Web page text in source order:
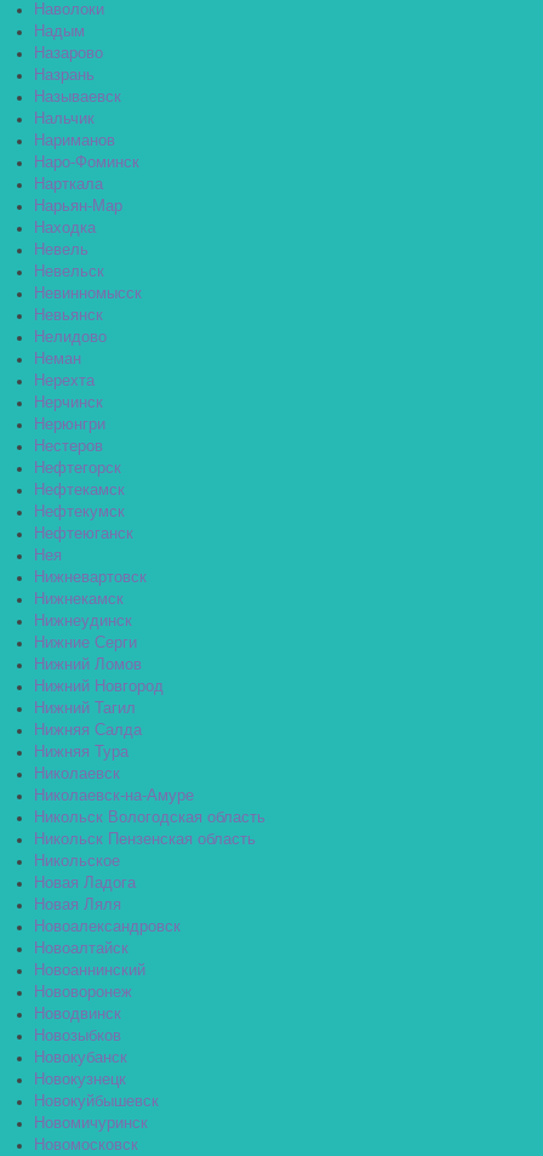
Наволоки
Надым
Назарово
Назрань
Называевск
Нальчик
Нариманов
Наро-Фоминск
Нарткала
Нарьян-Мар
Находка
Невель
Невельск
Невинномысск
Невьянск
Нелидово
Неман
Нерехта
Нерчинск
Нерюнгри
Нестеров
Нефтегорск
Нефтекамск
Нефтекумск
Нефтеюганск
Нея
Нижневартовск
Нижнекамск
Нижнеудинск
Нижние Серги
Нижний Ломов
Нижний Новгород
Нижний Тагил
Нижняя Салда
Нижняя Тура
Николаевск
Николаевск-на-Амуре
Никольск Вологодская область
Никольск Пензенская область
Никольское
Новая Ладога
Новая Ляля
Новоалександровск
Новоалтайск
Новоаннинский
Нововоронеж
Новодвинск
Новозыбков
Новокубанск
Новокузнецк
Новокуйбышевск
Новомичуринск
Новомосковск